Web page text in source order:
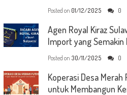
Posted on 01/12/2025 0
Agen Royal Kiraz
Import yang Semakin
Posted on 30/11/2025 0
Koperasi Desa
untuk Membangun